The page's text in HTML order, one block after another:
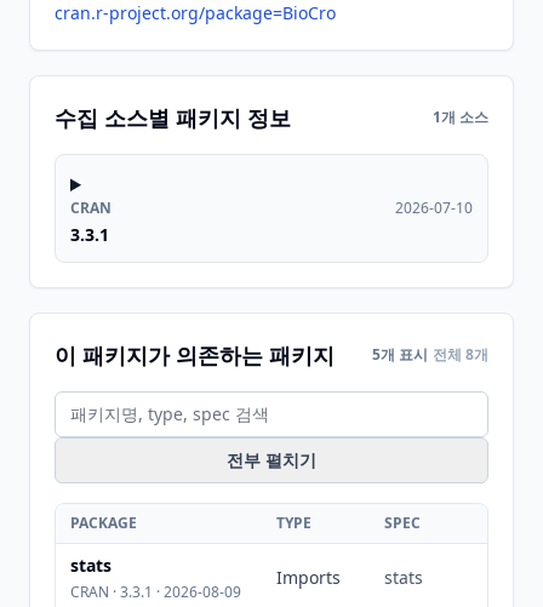
cran.r-project.org/package=BioCro
수집 소스별 패키지 정보 1개 소스
CRAN
3.3.1
2026-07-10
이 패키지가 의존하는 패키지 5개 표시 전체 8개
전부 펼치기
PACKAGE TYPE SPEC
stats
CRAN · 3.3.1 · 2026-08-09
Imports stats